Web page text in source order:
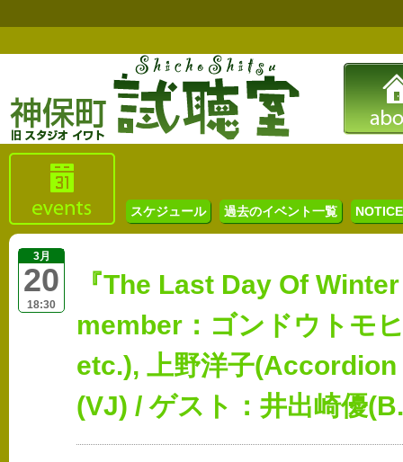
スケジュール 過去のイベント一覧
3月
20
18:30
『The Last Day Of
member：ゴンドウトモ
etc.), 上野洋子(Accordion
(VJ) / ゲスト：井出崎優